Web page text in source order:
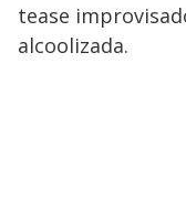
tease
alcoolizada.